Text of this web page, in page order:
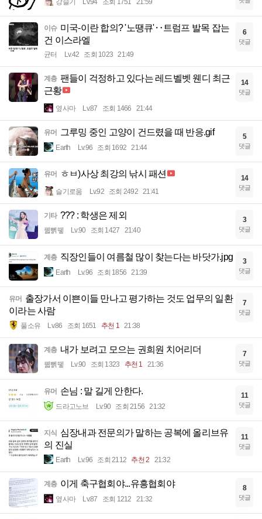
이슈 미국-이란 합의? '노땡큐'‥트럼프 발목 잡는
건 이스라엘
균터 Lv.42 조회 1023 21:49
6
댓글
계층 팬들이 걱정하고 있다는 레드벨벳 웬디 최근
근황
옆사마 Lv.87 조회 1466 21:44
14
댓글
유머 그루밍 중인 고양이 건드렸을 때 반응.gif
Earth Lv.96 조회 1692 21:44
5
댓글
유머 ㅎㅂ)사상 최강의 낚시 패션
슬기로움 Lv.92 조회 2492 21:41
14
댓글
기타 ??? : 학생은 제외
꿻뻵뗗 Lv.90 조회 1427 21:40
3
댓글
계층 직장인들이 여름철 많이 찾는다는 바닷가.jpg
Earth Lv.96 조회 1856 21:39
3
댓글
유머 출장가서 이쁜이들 만나고 평가하는 것도 업무의 일환
이라는 사람
풀소유 Lv.86 조회 1651 추천 1 21:38
7
댓글
계층 내가 보려고 모으는 권희원 치어리더
꿻뻵뗗 Lv.90 조회 1323 추천 1 21:36
7
댓글
유머 손님 : 말 길게 안한다.
드라고노브 Lv.90 조회 2156 21:32
11
댓글
지식 심장내과 전문의가 말하는 공복에 올리브유
의 진실
Earth Lv.96 조회 2112 추천 2 21:32
11
댓글
계층 이게 축구협회야...유흥협회야
옆사마 Lv.87 조회 1212 21:32
8
댓글